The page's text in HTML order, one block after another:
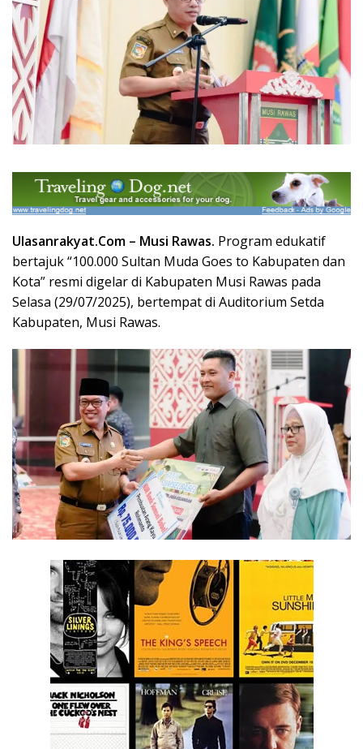
Ulasanrakyat.Com – Musi Rawas. Program edukatif
bertajuk “100.000 Sultan Muda Goes to Kabupaten dan
Kota” resmi digelar di Kabupaten Musi Rawas pada
Selasa (29/07/2025), bertempat di Auditorium Setda
Kabupaten, Musi Rawas.